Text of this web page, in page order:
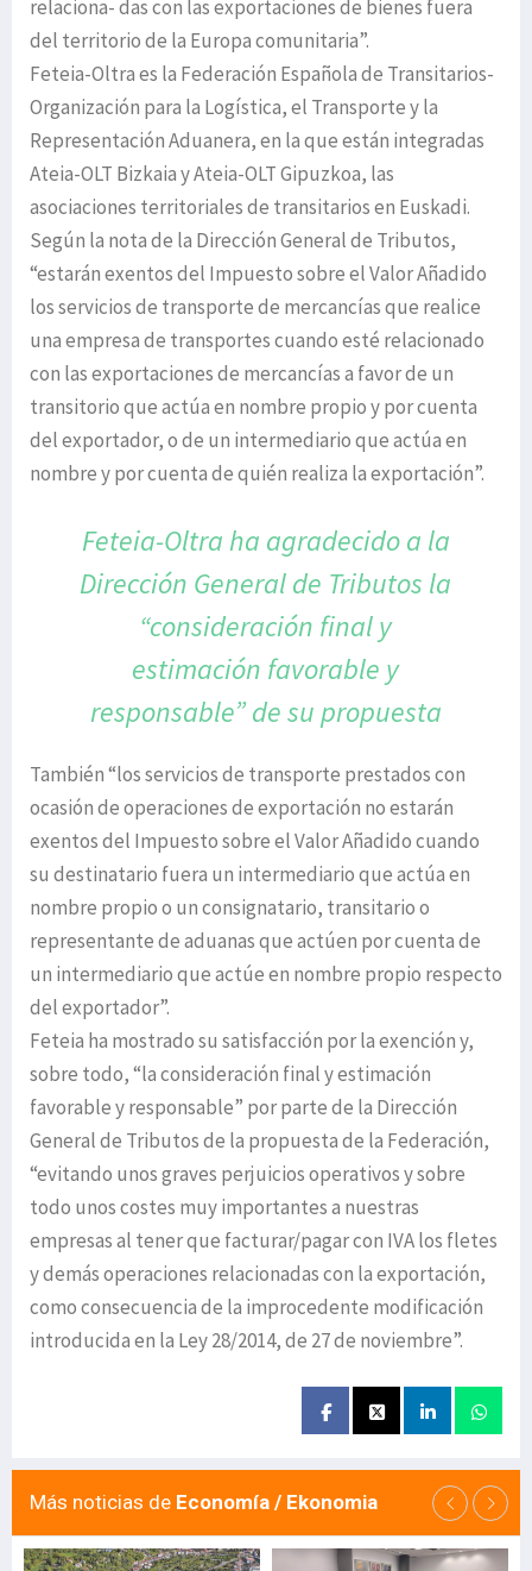
relaciona- das con las exportaciones de bienes fuera
del territorio de la Europa comunitaria”.
Feteia-Oltra es la Federación Española de Transitarios-
Organización para la Logística, el Transporte y la
Representación Aduanera, en la que están integradas
Ateia-OLT Bizkaia y Ateia-OLT Gipuzkoa, las
asociaciones territoriales de transitarios en Euskadi.
Según la nota de la Dirección General de Tributos,
“estarán exentos del Impuesto sobre el Valor Añadido
los servicios de transporte de mercancías que realice
una empresa de transportes cuando esté relacionado
con las exportaciones de mercancías a favor de un
transitorio que actúa en nombre propio y por cuenta
del exportador, o de un intermediario que actúa en
nombre y por cuenta de quién realiza la exportación”.
Feteia-Oltra ha agradecido a la
Dirección Generalde Tributos la
“consideración final y
estimación favorable y
responsable” de su propuesta
También “los servicios de transporte prestados con
ocasión de operaciones de exportación no estarán
exentos del Impuesto sobre el Valor Añadido cuando
su destinatario fuera un intermediario que actúa en
nombre propio o un consignatario, transitario o
representante de aduanas que actúen por cuenta de
un intermediario que actúe en nombre propio respecto
del exportador”.
Feteia ha mostrado su satisfacción por la exención y,
sobre todo, “la consideración final y estimación
favorable y responsable” por parte de la Dirección
General de Tributos de la propuesta de la Federación,
“evitando unos graves perjuicios operativos y sobre
todo unos costes muy importantes a nuestras
empresas al tener que facturar/pagar con IVA los fletes
y demás operaciones relacionadas con la exportación,
como consecuencia de la improcedente modificación
introducida en la Ley 28/2014, de 27 de noviembre”.
Más noticias de Economía / Ekonomia